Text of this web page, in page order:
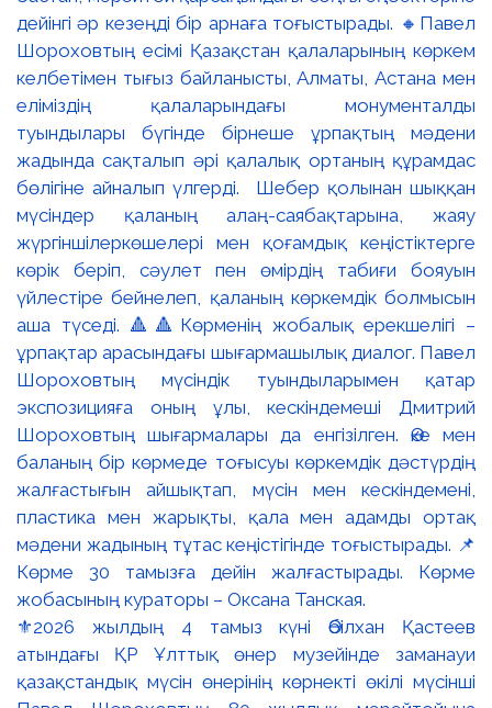
⚜️2026 жылдың 4 тамыз күні Әбілхан Қастеев
атындағы ҚР Ұлттық өнер музейінде заманауи
қазақстандық мүсін өнерінің көрнекті өкілі мүсінші